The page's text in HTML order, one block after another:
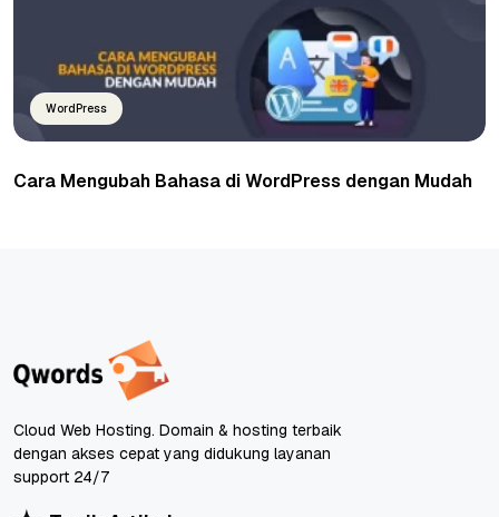
WordPress
Cara Mengubah Bahasa di WordPress dengan Mudah
Cloud Web Hosting. Domain & hosting terbaik
dengan akses cepat yang didukung layanan
support 24/7